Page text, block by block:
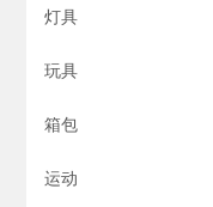
灯具
玩具
箱包
运动